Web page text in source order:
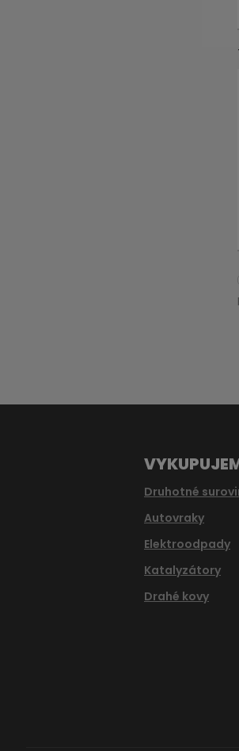
Druhotné
Autovraky
Elektroodpady
Katalyzátory
Drahé kovy